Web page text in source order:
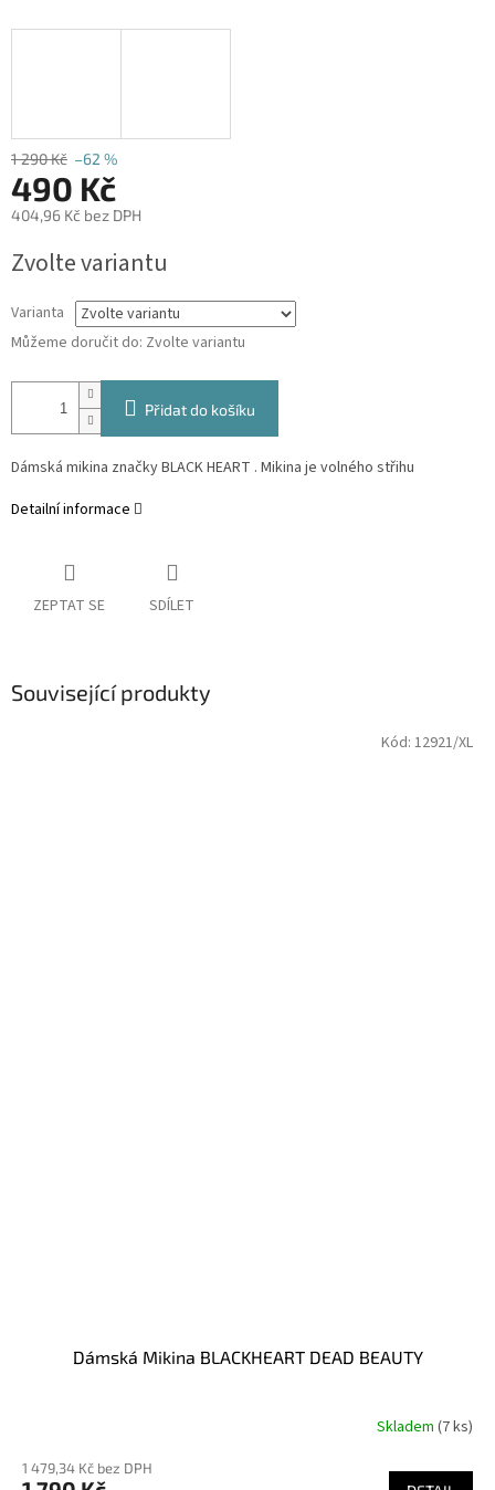
1 290 Kč –62 %
490 Kč
404,96 Kč bez DPH
cena:
Zvolte variantu
Varianta
Můžeme doručit do: Zvolte variantu
Přidat do košíku
Dámská mikina značky BLACK HEART . Mikina je volného střihu
Detailní informace
ZEPTAT SE SDÍLET
Související produkty
Dámská Mikina BLACKHEART DEAD BEAUTY
Skladem (7 ks)
1 479,34 Kč bez DPH
Kód: 12921/XL